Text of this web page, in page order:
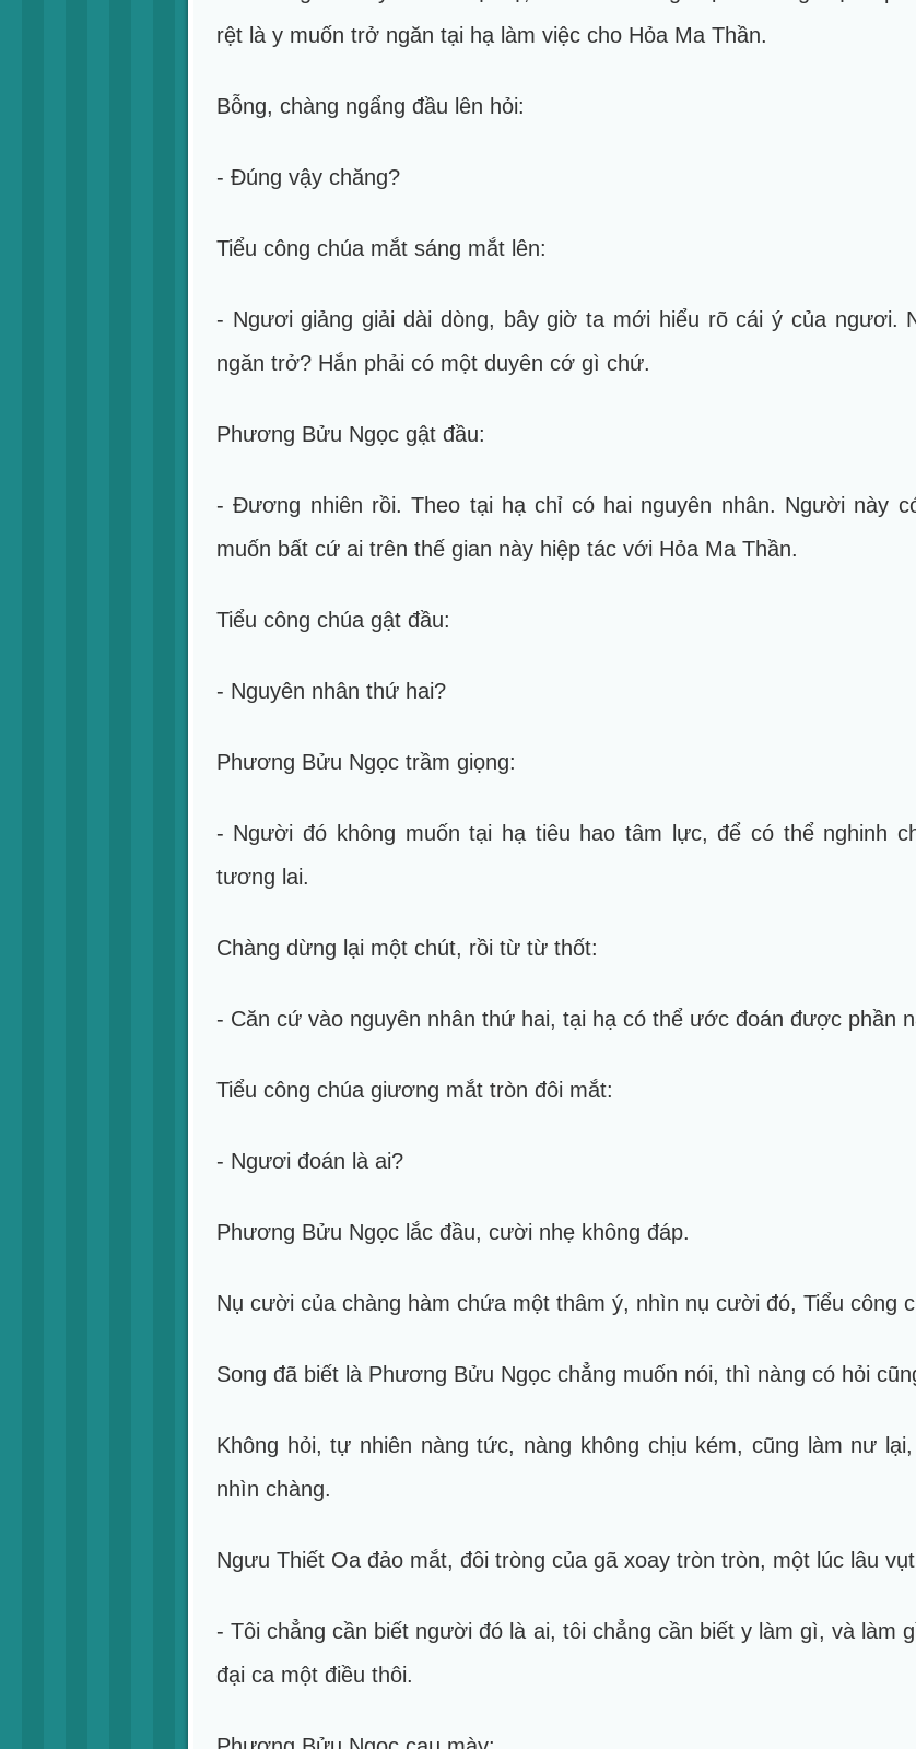
rệt là y muốn trở ngăn tại hạ làm việc cho Hỏa Ma Thần.
Bỗng, chàng ngẩng đầu lên hỏi:
- Đúng vậy chăng?
Tiểu công chúa mắt sáng mắt lên:
- Ngươi giảng giải dài dòng, bây giờ ta mới hiểu rõ cái ý của ngươi.
ngăn trở? Hắn phải có một duyên cớ gì chứ.
Phương Bửu Ngọc gật đầu:
- Đương nhiên rồi. Theo tại hạ chỉ có hai nguyên nhân. Người này
muốn bất cứ ai trên thế gian này hiệp tác với Hỏa Ma Thần.
Tiểu công chúa gật đầu:
- Nguyên nhân thứ hai?
Phương Bửu Ngọc trầm giọng:
- Người đó không muốn tại hạ tiêu hao tâm lực, để có thể nghinh
tương lai.
Chàng dừng lại một chút, rồi từ từ thốt:
- Căn cứ vào nguyên nhân thứ hai, tại hạ có thể ước đoán được phần
Tiểu công chúa giương mắt tròn đôi mắt:
- Ngươi đoán là ai?
Phương Bửu Ngọc lắc đầu, cười nhẹ không đáp.
Nụ cười của chàng hàm chứa một thâm ý, nhìn nụ cười đó, Tiểu công
Song đã biết là Phương Bửu Ngọc chẳng muốn nói, thì nàng có hỏi
Không hỏi, tự nhiên nàng tức, nàng không chịu kém, cũng làm nư
nhìn chàng.
Ngưu Thiết Oa đảo mắt, đôi tròng của gã xoay tròn tròn, một lúc lâu
- Tôi chẳng cần biết người đó là ai, tôi chẳng cần biết y làm gì, và làm
đại ca một điều thôi.